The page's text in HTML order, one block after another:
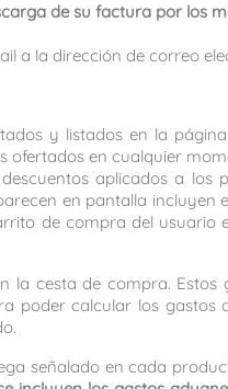
de su factura por los
a la dirección de correo
y listados en la
en cualquier
aplicados a
en pantalla incluyen
de compra del
la cesta de compra.
poder calcular los
señalado en cada